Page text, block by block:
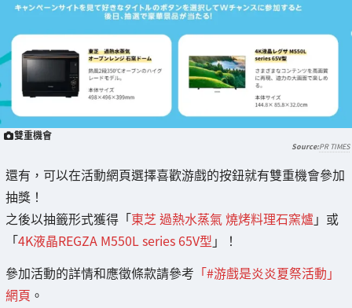
雙重機會
PR TIMES
還有，可以在活動網頁選擇喜歡游戲的按鈕就有雙重機會參加
抽獎！
之後以抽籤形式獲得「東芝 過熱水蒸氣 燒烤料理石窯爐 」或
「4K液晶REGZA M550L series 65V型 」！
參加活動的詳情和應徵條款請參考 「#游戲是炎炎夏祭活動」
網頁 。